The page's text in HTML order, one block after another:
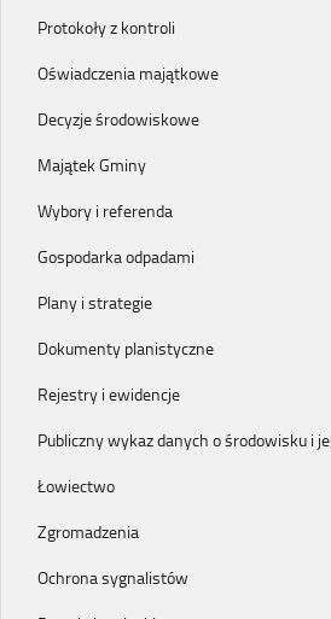
Protokoły z kontroli
Oświadczenia majątkowe
Decyzje środowiskowe
Majątek Gminy
Wybory i referenda
Gospodarka odpadami
Plany i strategie
Dokumenty planistyczne
Rejestry i ewidencje
Publiczny wykaz danych o środowisku i
Łowiectwo
Zgromadzenia
Ochrona sygnalistów